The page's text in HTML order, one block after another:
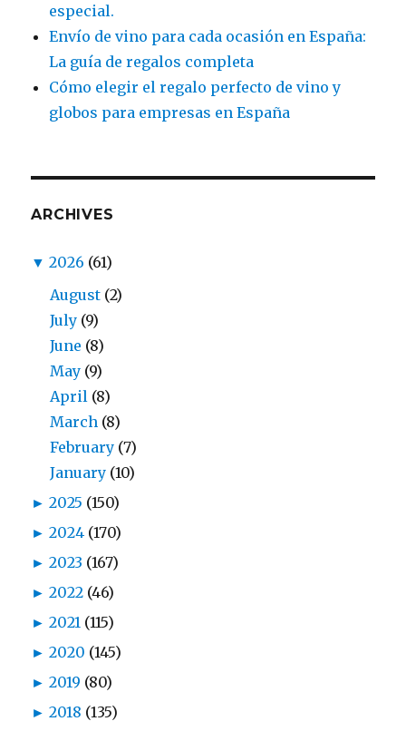
especial.
Envío de vino para cada ocasión en España:
La guía de regalos completa
Cómo elegir el regalo perfecto de vino y
globos para empresas en España
ARCHIVES
▼ 2026 (61)
August (2)
July (9)
June (8)
May (9)
April (8)
March (8)
February (7)
January (10)
► 2025 (150)
► 2024 (170)
► 2023 (167)
► 2022 (46)
► 2021 (115)
► 2020 (145)
► 2019 (80)
► 2018 (135)